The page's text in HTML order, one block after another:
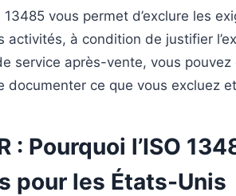
13485 vous permet d’exclure les
activités, à condition de justifier
service après-vente, vous
documenter ce que vous excluez
: Pourquoi l’ISO
pour les États-Unis